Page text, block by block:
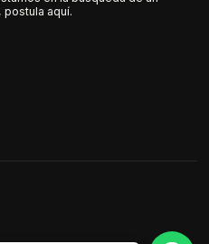
aquí.